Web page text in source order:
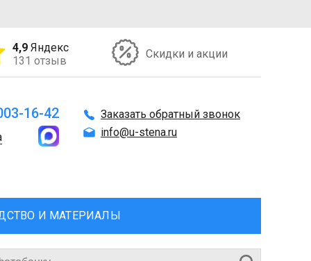
4,9 Яндекс
131 отзыв
Скидки и акции
16-42
Заказать обратный звонок
info@u-stena.ru
И МАТЕРИАЛЫ